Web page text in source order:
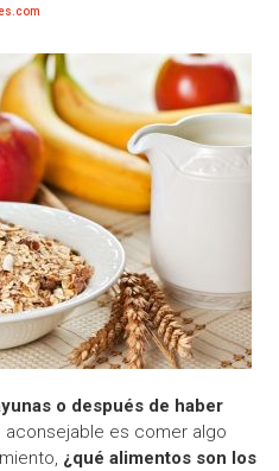
o después de haber
aconsejable es comer algo
¿qué alimentos son los